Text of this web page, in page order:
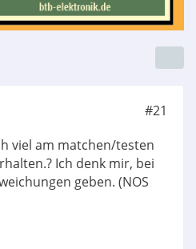
#21
viel am matchen/testen
Ich denk mir, bei
geben. (NOS